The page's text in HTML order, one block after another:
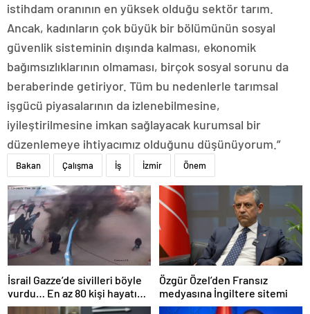
istihdam oranının en yüksek olduğu sektör tarım.
Ancak, kadınların çok büyük bir bölümünün sosyal
güvenlik sisteminin dışında kalması, ekonomik
bağımsızlıklarının olmaması, birçok sosyal sorunu da
beraberinde getiriyor. Tüm bu nedenlerle tarımsal
işgücü piyasalarının da izlenebilmesine,
iyileştirilmesine imkan sağlayacak kurumsal bir
düzenlemeye ihtiyacımız olduğunu düşünüyorum.”
Bakan Çalışma İş İzmir Önem
İsrail Gazze’de sivilleri böyle
vurdu… En az 80 kişi hayatını
kaybetti
Özgür Özel’den Fransız
medyasına İngiltere sitemi